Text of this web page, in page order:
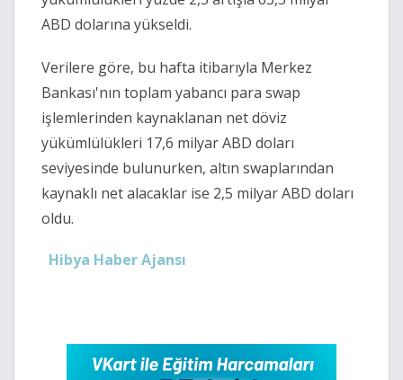
ABD dolarına yükseldi.
Verilere göre, bu hafta itibarıyla Merkez
Bankası'nın toplam yabancı para swap
işlemlerinden kaynaklanan net döviz
yükümlülükleri 17,6 milyar ABD doları
seviyesinde bulunurken, altın swaplarından
kaynaklı net alacaklar ise 2,5 milyar ABD doları
oldu.
Hibya Haber Ajansı